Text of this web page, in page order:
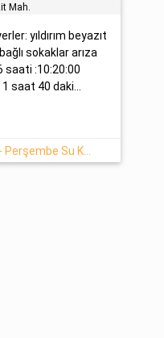
Mah.
yıldırım beyazıt
sokaklar arıza
saati :10:20:00
saat 40 daki...
Ankara Çubuk'ta 06 Ağustos - Perşembe Su Kesintisi